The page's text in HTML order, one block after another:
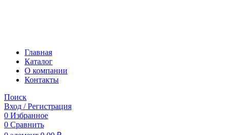
Главная
Каталог
О компании
Контакты
Поиск
Вход / Регистрация
0 Избранное
0 Сравнить